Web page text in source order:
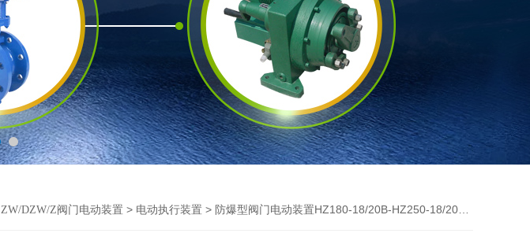
ZW/DZW/Z阀门电动装置 > 电动执行装置 > 防爆型阀门电动装置HZ180-18/20B-HZ250-18/20B HZ500-6/10B